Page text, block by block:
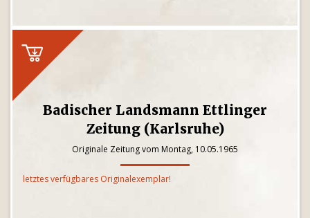
Badischer Landsmann Ettlinger
Zeitung (Karlsruhe)
Originale Zeitung vom Montag, 10.05.1965
letztes verfügbares Originalexemplar!